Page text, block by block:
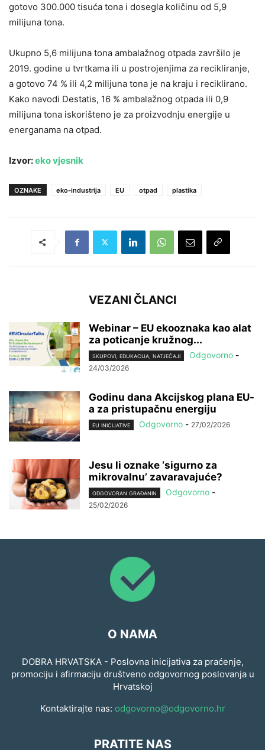
gotovo 300.000 tisuća tona i dosegla količinu od 5,9
milijuna tona.
Ukupno 5,6 milijuna tona ambalažnog otpada završilo je
2019. godine u tvrtkama ili u postrojenjima za recikliranje,
a gotovo 74 % ili 4,2 milijuna tona je na kraju i reciklirano.
Kako navodi Destatis, 16 % ambalažnog otpada ili 0,9
milijuna tona iskorišteno je za proizvodnju energije u
energanama na otpad.
Izvor:eko vjesnik
OZNAKE eko-industrija EU otpad plastika
VEZANI ČLANCI
Webinar – EU ekooznaka kao alat
za poticanje kružnog...
SKUPOVI, EDUKACIJA, NATJEČAJI Odgovorno -
24/03/2026
Godinu dana Akcijskog plana EU-
a za pristupačnu energiju
EU INICIJATIVE Odgovorno - 27/02/2026
Jesu li oznake ‘sigurno za
mikrovalnu’ zavaravajuće?
ODGOVORAN GRAĐANIN Odgovorno -
25/02/2026
O NAMA
DOBRA HRVATSKA - Poslovna inicijativa za praćenje,
promociju i afirmaciju društveno odgovornog poslovanja u
Hrvatskoj
Kontaktirajte nas: odgovorno@odgovorno.hr
PRATITE NAS